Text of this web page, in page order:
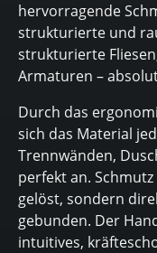
hervorragende
strukturierte und
strukturierte
Armaturen –
Durch das
sich das Material
Trennwänden,
perfekt an.
gelöst, sondern
gebunden. Der
intuitives,